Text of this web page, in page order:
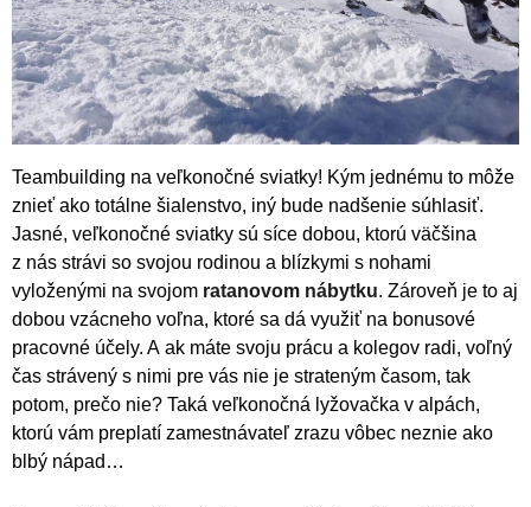
Teambuilding na veľkonočné sviatky! Kým jednému to môže
znieť ako totálne šialenstvo, iný bude nadšenie súhlasiť.
Jasné, veľkonočné sviatky sú síce dobou, ktorú väčšina
z nás strávi so svojou rodinou a blízkymi s nohami
vyloženými na svojom ratanovom nábytku. Zároveň je to aj
dobou vzácneho voľna, ktoré sa dá využiť na bonusové
pracovné účely. A ak máte svoju prácu a kolegov radi, voľný
čas strávený s nimi pre vás nie je strateným časom, tak
potom, prečo nie? Taká veľkonočná lyžovačka v alpách,
ktorú vám preplatí zamestnávateľ zrazu vôbec neznie ako
blbý nápad…